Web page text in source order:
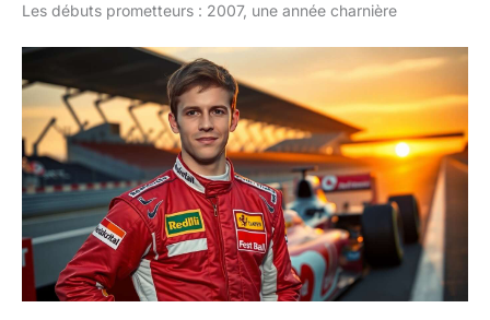
Les débuts prometteurs : 2007, une année charnière